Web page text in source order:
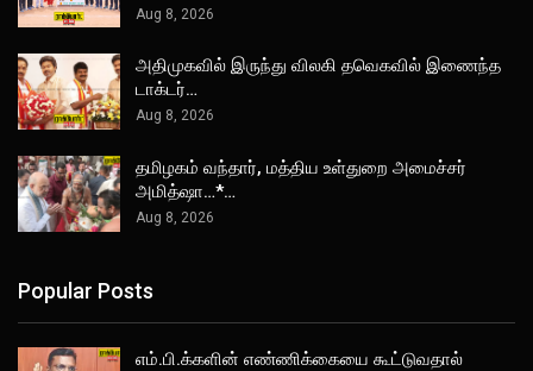
Aug 8, 2026
அதிமுகவில் இருந்து விலகி தவெகவில் இணைந்த
டாக்டர்…
Aug 8, 2026
தமிழகம் வந்தார், மத்திய உள்துறை அமைச்சர்
அமித்ஷா…*…
Aug 8, 2026
Popular Posts
எம்.பி.க்களின் எண்ணிக்கையை கூட்டுவதால்